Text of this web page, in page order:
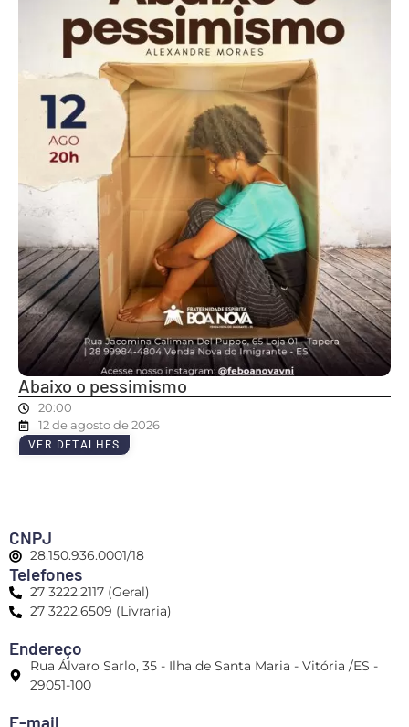
Abaixo o pessimismo
20:00
12 de agosto de 2026
VER DETALHES
CNPJ
28.150.936.0001/18
Telefones
27 3222.2117 (Geral)
27 3222.6509 (Livraria)
Endereço
Rua Álvaro Sarlo, 35 - Ilha de Santa Maria - Vitória /ES -
29051-100
E-mail